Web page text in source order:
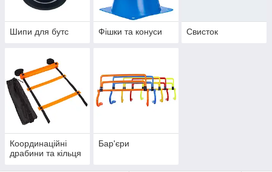
Шипи для бутс Фішки та конуси Свисток
Координаційні
драбини та кільця
Бар'єри